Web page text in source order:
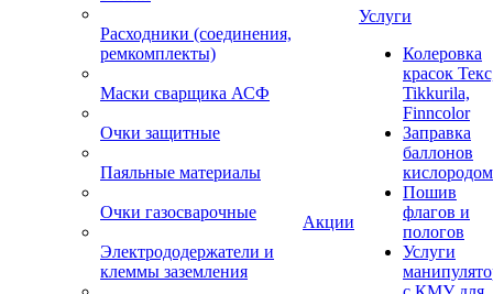
Расходники (соединения,
ремкомплекты)
Маски сварщика АСФ
Очки защитные
Паяльные материалы
Очки газосварочные
Электрододержатели и
клеммы заземления
Акции
Услуги
Колеровка
красок
Tikkurila,
Finncolor
Заправка
баллонов
кислородом
Пошив
флагов и
пологов
Услуги